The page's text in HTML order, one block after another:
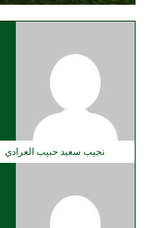
نجيب سعيد حبيب العرادي